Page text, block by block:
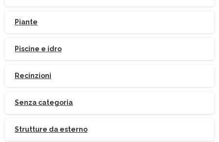
Piante
Piscine e idro
Recinzioni
Senza categoria
Strutture da esterno